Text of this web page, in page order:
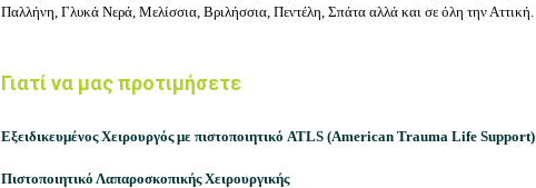
Παλλήνη, Γλυκά Νερά, Μελίσσια, Βριλήσσια, Πεντέλη, Σπάτα αλλά και σε όλη την Αττική.
Γιατί να μας προτιμήσετε
Εξειδικευμένος Χειρουργός με πιστοποιητικό ATLS (American Trauma Life Support)
Πιστοποιητικό Λαπαροσκοπικής Χειρουργικής